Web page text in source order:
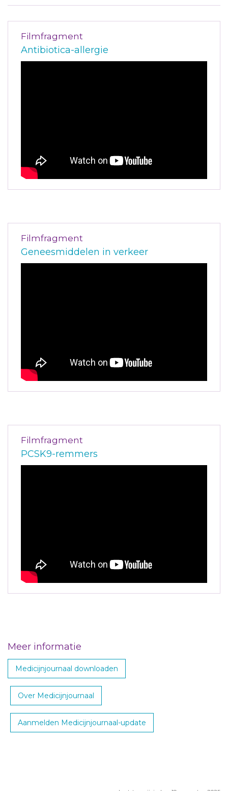
Filmfragment
Antibiotica-allergie
Filmfragment
Geneesmiddelen in verkeer
Filmfragment
PCSK9-remmers
Meer informatie
Medicijnjournaal downloaden
Over Medicijnjournaal
Aanmelden Medicijnjournaal-update